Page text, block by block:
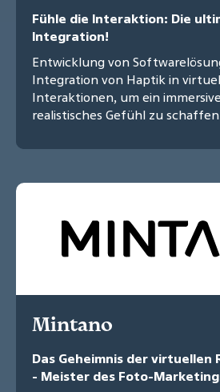
Fühle die Interaktion: Die
Integration!
Entwicklung von
Integration von Haptik in
Interaktionen, um ein
realistisches Gefühl zu
Mintano
Das Geheimnis der
- Meister des Foto-